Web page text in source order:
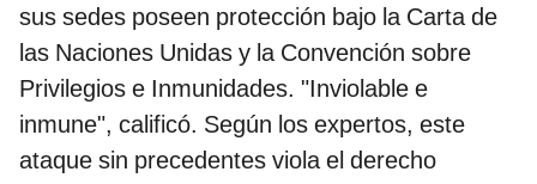
sus sedes poseen protección bajo la Carta de
las Naciones Unidas y la Convención sobre
Privilegios e Inmunidades. "Inviolable e
inmune", calificó. Según los expertos, este
ataque sin precedentes viola el derecho